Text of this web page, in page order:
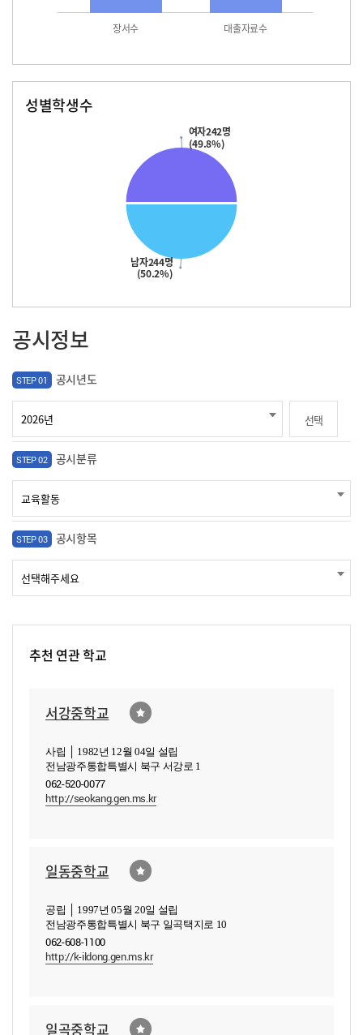
장서수 대출자료수
성별학생수
남자244명
(50.2%)
여자242명
(49.8%)
공시정보
STEP 01 공시년도
선택
STEP 02 공시분류
STEP 03 공시항목
추천 연관 학교
서강중학교
사립 │ 1982년 12월 04일 설립
전남광주통합특별시 북구 서강로 1
062-520-0077
http://seokang.gen.ms.kr
일동중학교
공립 │ 1997년 05월 20일 설립
전남광주통합특별시 북구 일곡택지로 10
062-608-1100
http://k-ildong.gen.ms.kr
일곡중학교